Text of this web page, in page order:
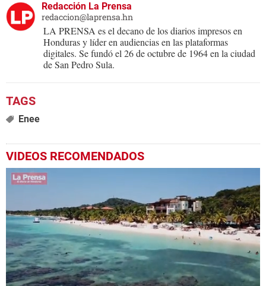
Redacción La Prensa
redaccion@laprensa.hn
LA PRENSA es el decano de los diarios impresos en
Honduras y líder en audiencias en las plataformas
digitales. Se fundó el 26 de octubre de 1964 en la ciudad
de San Pedro Sula.
Enee
VIDEOS RECOMENDADOS